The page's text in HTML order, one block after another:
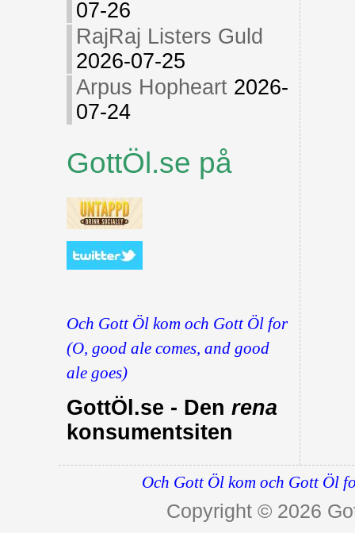
07-26
RajRaj Listers Guld
2026-07-25
Arpus Hopheart 2026-
07-24
GottÖl.se på
Och Gott Öl kom och Gott Öl for
(O, good ale comes, and good
ale goes)
GottÖl.se - Den rena
konsumentsiten
Och Gott Öl kom och Gott Öl
Copyright © 2026